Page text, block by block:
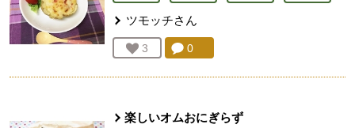
ツモッチさん
お気に入り登録：
3 人が登録コメント：
0
楽しいオムおにぎらず